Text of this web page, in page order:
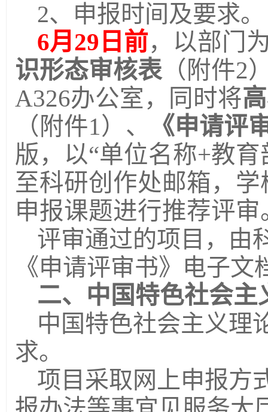
2、申报时间及要求。
6月29日前，以部门
识形态审核表（附件2
A326办公室，同时将
（附件1）、
《申请评
版，以“单位名称+教
至科研创作处邮箱，
申报课题进行推荐评审
评审通过的项目，由
《申请评审书》电子
二、中国特色社会
中国特色社会主义理
求。
项目采取网上申报方